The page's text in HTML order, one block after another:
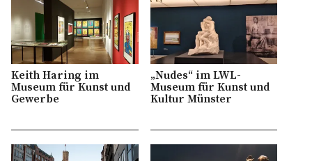
Keith Haring im
Museum für Kunst und
Gewerbe
„Nudes“ im LWL-
Museum für Kunst und
Kultur Münster